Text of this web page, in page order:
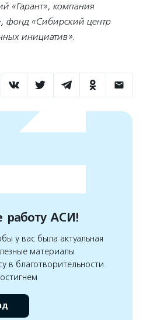
«Гарант», компания
фонд «Сибирский центр
инициатив».
работу АСИ!
у вас была актуальная
материалы
в благотворительности.